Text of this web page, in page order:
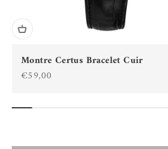
Montre Certus Bracelet Cuir
Prix de vente
€59,00